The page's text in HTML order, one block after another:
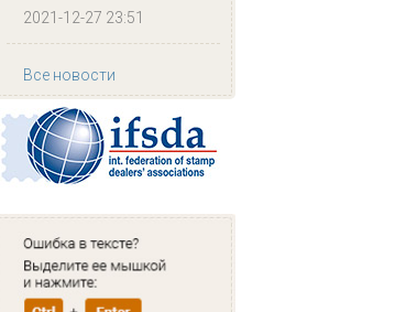
2021-12-27 23:51
Все новости